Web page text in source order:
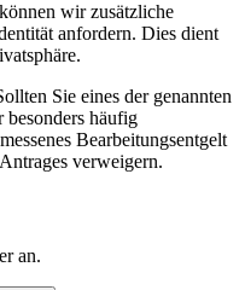
wir zusätzliche
anfordern. Dies dient
Sie eines der genannten
besonders häufig
Bearbeitungsentgelt
verweigern.
an.